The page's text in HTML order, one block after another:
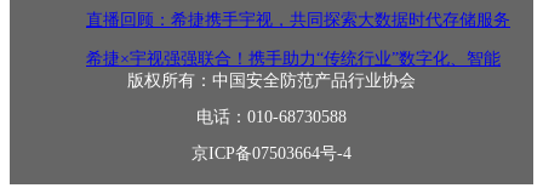
直播回顾：希捷携手宇视，共同探索大数据时代存储服务
的变革与创
希捷×宇视强强联合！携手助力“传统行业”数字化、智能
版权所有：中国安全防范产品行业协会
电话：010-68730588
京ICP备07503664号-4